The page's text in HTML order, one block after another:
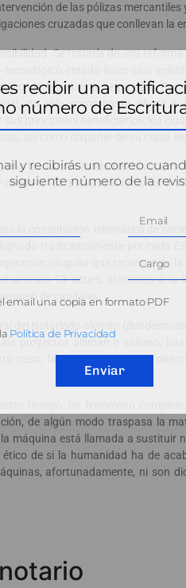
de las pólizas
cruzadas que conllevan la
Se trataría de una
creado hace casi
de la máxima seguridad. Por
no solo como hasta ahora a
principales beneficiarios, los
así como disponer de su copia
la misma realidad de las cosas.
a los Estados miembros a
la constitución telemática de
tradicionalmente por cada
ninguna que recomienda la
13 octies, atinentes a la
de capitales.
del Notariado alemán (
proyectos alemán e italiano,
caso, la trasposición de la
tiempo, un fenómeno
de algún modo traspasa la
máquina está llamada a sustituir
de si la humanidad ha de
afortunadamente, ni son
recibir una
número de
y recibirás un correo
siguiente número de la
email una copia en formato PDF
Política de Privacidad
Enviar